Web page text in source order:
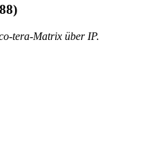
tera-Matrix über IP.